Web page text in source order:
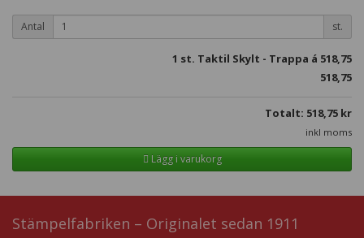
Antal st.
1 st. Taktil Skylt - Trappa á 518,75
518,75
Totalt: 518,75 kr
inkl moms
Lägg i varukorg
Stämpelfabriken – Originalet sedan 1911